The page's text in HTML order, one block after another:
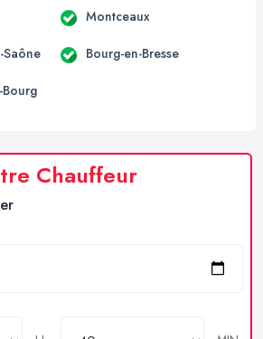
Montceaux
Bourg-en-Bresse
Bourg
Chauffeur